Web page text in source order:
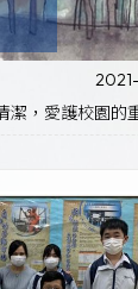
潔，愛護校園的